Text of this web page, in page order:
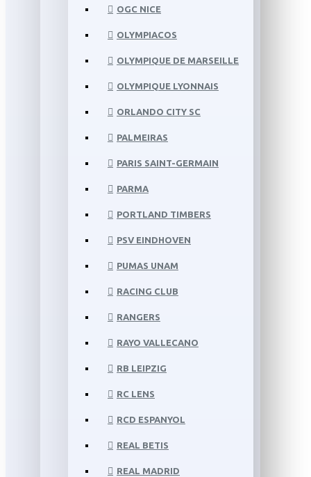
OGC NICE
OLYMPIACOS
OLYMPIQUE DE MARSEILLE
OLYMPIQUE LYONNAIS
ORLANDO CITY SC
PALMEIRAS
PARIS SAINT-GERMAIN
PARMA
PORTLAND TIMBERS
PSV EINDHOVEN
PUMAS UNAM
RACING CLUB
RANGERS
RAYO VALLECANO
RB LEIPZIG
RC LENS
RCD ESPANYOL
REAL BETIS
REAL MADRID